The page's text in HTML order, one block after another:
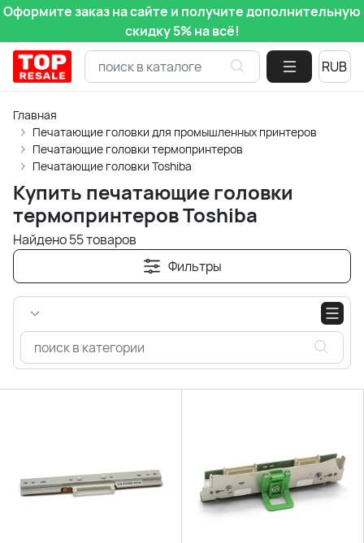
Оформите заказ на сайте и получите дополнительную
скидку 5% на всё!
Главная
Печатающие головки для промышленных принтеров
Печатающие головки термопринтеров
Печатающие головки Toshiba
Купить печатающие головки
термопринтеров Toshiba
Найдено 55 товаров
Фильтры